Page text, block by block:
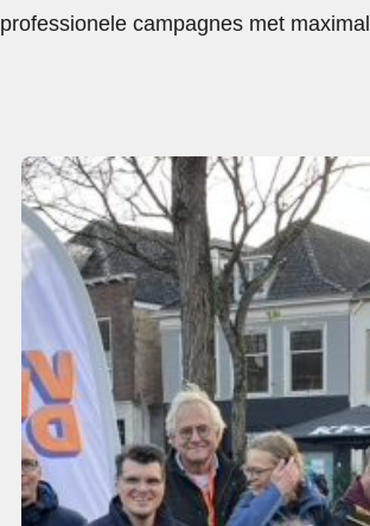
professionele campagnes met